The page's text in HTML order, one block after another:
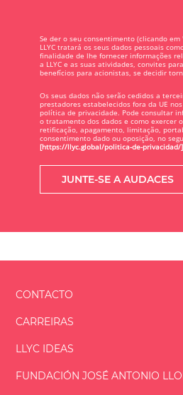
Se der o seu consentimento (clicando em
LLYC tratará os seus dados pessoais
finalidade de lhe fornecer informações
a LLYC e as suas atividades, convites
benefícios para acionistas, se decidir
Os seus dados não serão cedidos a
prestadores estabelecidos fora da UE
política de privacidade. Pode consultar
o tratamento dos dados e como exercer
retificação, apagamento, limitação,
consentimento dado ou oposição, no
[https://llyc.global/politica-de-privacidad/]
CONTACTO
CARREIRAS
LLYC IDEAS
FUNDACIÓNJOSÉ ANTONIO